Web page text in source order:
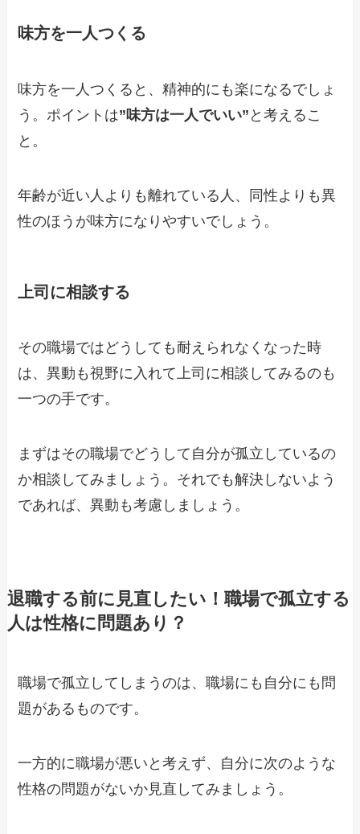
味方を一人つくる
味方を一人つくると、精神的にも楽になるでしょ
う。ポイントは”味方は一人でいい” と考えるこ
と。
年齢が近い人よりも離れている人、同性よりも異
性のほうが味方になりやすいでしょう。
上司に相談する
その職場ではどうしても耐えられなくなった時
は、異動も視野に入れて上司に相談してみるのも
一つの手です。
まずはその職場でどうして自分が孤立しているの
か相談してみましょう。それでも解決しないよう
であれば、異動も考慮しましょう。
退職する前に見直したい！職場で孤立する
人は性格に問題あり？
職場で孤立してしまうのは、職場にも自分にも問
題があるものです。
一方的に職場が悪いと考えず、自分に次のような
性格の問題がないか見直してみましょう。